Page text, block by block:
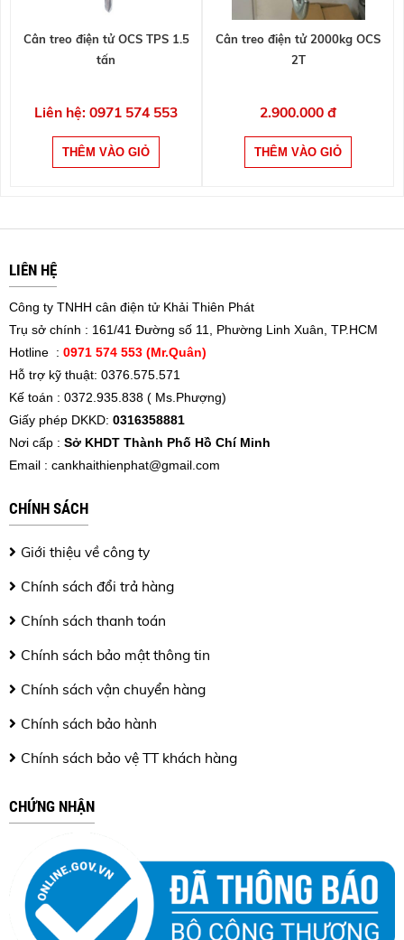
Cân treo điện tử OCS TPS 1.5
tấn
Liên hệ: 0971 574 553
Cân treo điện tử 2000kg OCS
2T
2.900.000 đ
LIÊN HỆ
Công ty TNHH cân điện tử Khải Thiên Phát
Trụ sở chính : 161/41 Đường số 11, Phường Linh Xuân, TP.HCM
Hotline : 0971 574 553 (Mr.Quân)
Hỗ trợ kỹ thuật: 0376.575.571
Kế toán : 0372.935.838 ( Ms.Phượng)
Giấy phép DKKD: 0316358881
Nơi cấp : Sở KHDT Thành Phố Hồ Chí Minh
Email : cankhaithienphat@gmail.com
CHÍNH SÁCH
Giới thiệu về công ty
Chính sách đổi trả hàng
Chính sách thanh toán
Chính sách bảo mật thông tin
Chính sách vận chuyển hàng
Chính sách bảo hành
Chính sách bảo vệ TT khách hàng
CHỨNG NHẬN